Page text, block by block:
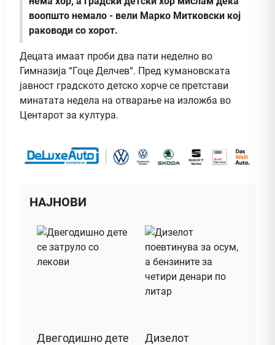
воопшто немало - вели Марко Митковски кој
раководи со хорот.
Децата имаат проби два пати неделно во
Гимназија “Гоце Делчев“. Пред кумановската
јавност градското детско хорче се претстави
минатата недела на отварање на изложба во
Центарот за култура.
НАЈНОВИ
Двегодишно дете
Дизелот